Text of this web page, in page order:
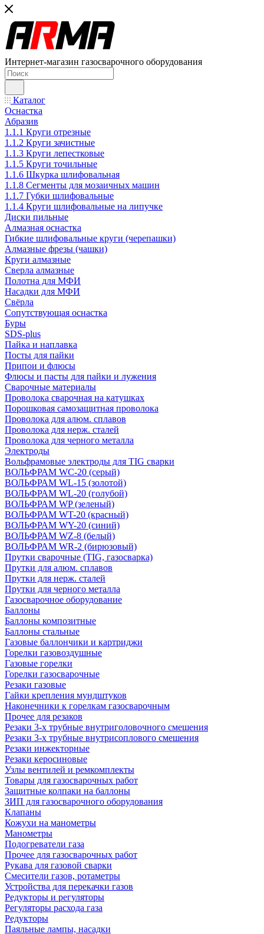
Интернет-магазин газосварочного оборудования
Каталог
Оснастка
Абразив
1.1.1 Круги отрезные
1.1.2 Круги зачистные
1.1.3 Круги лепестковые
1.1.5 Круги точильные
1.1.6 Шкурка шлифовальная
1.1.8 Сегменты для мозаичных машин
1.1.7 Губки шлифовальные
1.1.4 Круги шлифовальные на липучке
Диски пильные
Алмазная оснастка
Гибкие шлифовальные круги (черепашки)
Алмазные фрезы (чашки)
Круги алмазные
Сверла алмазные
Полотна для МФИ
Насадки для МФИ
Свёрла
Сопутствующая оснастка
Буры
SDS-plus
Пайка и наплавка
Посты для пайки
Припои и флюсы
Флюсы и пасты для пайки и лужения
Сварочные материалы
Проволока сварочная на катушках
Порошковая самозащитная проволока
Проволока для алюм. сплавов
Проволока для нерж. сталей
Проволока для черного металла
Электроды
Вольфрамовые электроды для TIG сварки
ВОЛЬФРАМ WC-20 (серый)
ВОЛЬФРАМ WL-15 (золотой)
ВОЛЬФРАМ WL-20 (голубой)
ВОЛЬФРАМ WP (зеленый)
ВОЛЬФРАМ WT-20 (красный)
ВОЛЬФРАМ WY-20 (синий)
ВОЛЬФРАМ WZ-8 (белый)
ВОЛЬФРАМ WR-2 (бирюзовый)
Прутки сварочные (TIG, газосварка)
Прутки для алюм. сплавов
Прутки для нерж. сталей
Прутки для черного металла
Газосварочное оборудование
Баллоны
Баллоны композитные
Баллоны стальные
Газовые баллончики и картриджи
Горелки газовоздушные
Газовые горелки
Горелки газосварочные
Резаки газовые
Гайки крепления мундштуков
Наконечники к горелкам газосварочным
Прочее для резаков
Резаки 3-х трубные внутриголовочного смешения
Резаки 3-х трубные внутрисоплового смешения
Резаки инжекторные
Резаки керосиновые
Узлы вентилей и ремкомплекты
Товары для газосварочных работ
Защитные колпаки на баллоны
ЗИП для газосварочного оборудования
Клапаны
Кожухи на манометры
Манометры
Подогреватели газа
Прочее для газосварочных работ
Рукава для газовой сварки
Смесители газов, ротаметры
Устройства для перекачки газов
Редукторы и регуляторы
Регуляторы расхода газа
Редукторы
Паяльные лампы, насадки